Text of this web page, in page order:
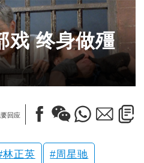
戏 终身做殭
回应
林正英 周星驰